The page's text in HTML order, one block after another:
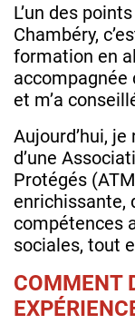
L’un des
Chambéry,
formation en
accompagnée
et m’a
Aujourd’hui,
d’une
Protégés
enrichissante,
compétences
sociales, tout
COMMENT